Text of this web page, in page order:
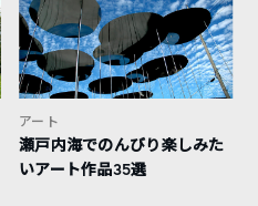
アート
瀬戸内海でのんびり楽しみた
いアート作品35選